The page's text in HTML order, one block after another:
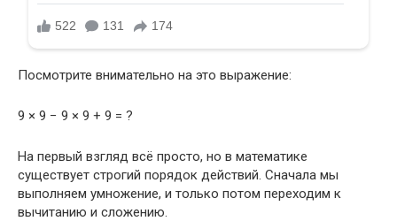
Посмотрите внимательно на это выражение:
9 × 9 − 9 × 9 + 9 = ?
На первый взгляд всё просто, но в математике
существует строгий порядок действий. Сначала мы
выполняем умножение, и только потом переходим к
вычитанию и сложению.